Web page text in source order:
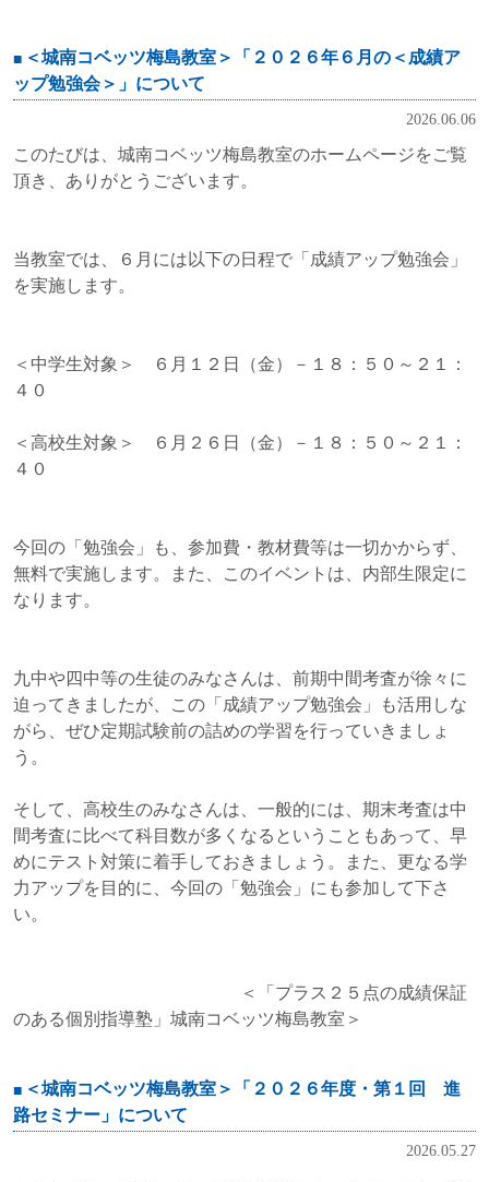
＜城南コベッツ梅島教室＞「２０２６年６月の＜成績ア
ップ勉強会＞」について
2026.06.06
このたびは、城南コベッツ梅島教室のホームページをご覧
頂き、ありがとうございます。
当教室では、６月には以下の日程で「成績アップ勉強会」
を実施します。
＜中学生対象＞ ６月１２日（金）－１８：５０～２１：
４０
＜高校生対象＞ ６月２６日（金）－１８：５０～２１：
４０
今回の「勉強会」も、参加費・教材費等は一切かからず、
無料で実施します。また、こ のイベントは、内部生限定に
なります。
九中や四中等の生徒のみなさんは、前期中間考査が徐々に
迫ってきましたが、この「成績アップ勉強会」も活用しな
がら、ぜひ定期試験前の詰めの学習を行っていきましょ
う。
そして、高校生のみなさんは、一般的には、期末考査は中
間考査に比べて科目数が多くなるということもあって、早
めにテスト対策に着手しておきましょう。また、更なる学
力アップを目的に、今回の「勉強会」にも参加して下さ
い。
＜「プラス２５点の成績保証
のある個別指導塾」城南コベッツ梅島教室＞
＜城南コベッツ梅島教室＞「２０２６年度・第１回 進
路セミナー」について
2026.05.27